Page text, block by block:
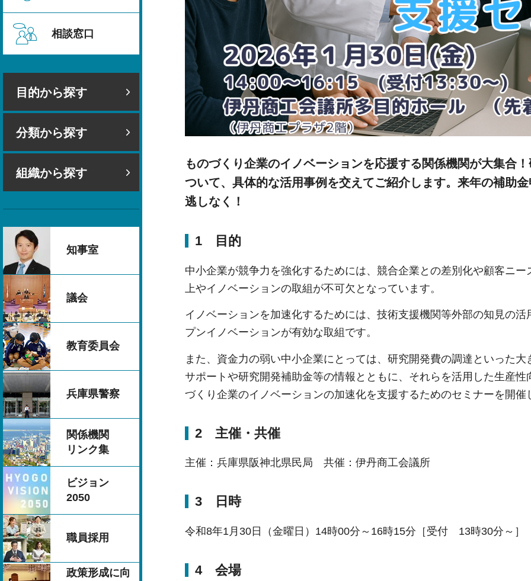
相談窓口
目的から探す
分類から探す
組織から探す
知事室
議会
教育委員会
兵庫県警察
関係機関
リンク集
ビジョン
2050
職員採用
政策形成に向
ものづくり企業のイノベーションを応援する関係機関が大集合
ついて、具体的な活用事例を交えてご紹介します。来年の補助
逃しなく！
1 目的
中小企業が競争力を強化するためには、競合企業との差別化や顧客ニ
上やイノベーションの取組が不可欠となっています。
イノベーションを加速化するためには、技術支援機関等外部の知見の
プンイノベーションが有効な取組です。
また、資金力の弱い中小企業にとっては、研究開発費の調達といった
サポートや研究開発補助金等の情報とともに、それらを活用した生産
づくり企業のイノベーションの加速化を支援するためのセミナーを開催
2 主催・共催
主催：兵庫県阪神北県民局 共催：伊丹商工会議所
3 日時
令和8年1月30日（金曜日）14時00分～16時15分［受付 13時30分～］
4 会場